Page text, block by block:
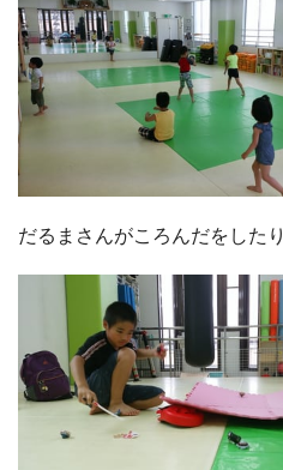
だるまさんがころんだをしたり